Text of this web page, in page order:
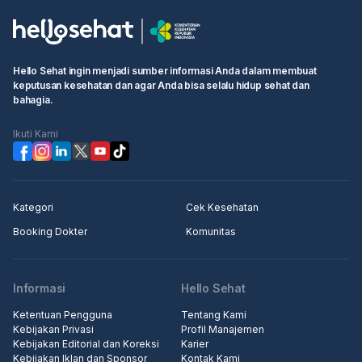
Hello Sehat ingin menjadi sumber informasi Anda dalam membuat
keputusan kesehatan dan agar Anda bisa selalu hidup sehat dan
bahagia.
Ikuti Kami
Kategori
Cek Kesehatan
Booking Dokter
Komunitas
Informasi
Ketentuan Pengguna
Kebijakan Privasi
Kebijakan Editorial dan Koreksi
Kebijakan Iklan dan Sponsor
Hello Sehat
Tentang Kami
Profil Manajemen
Karier
Kontak Kami